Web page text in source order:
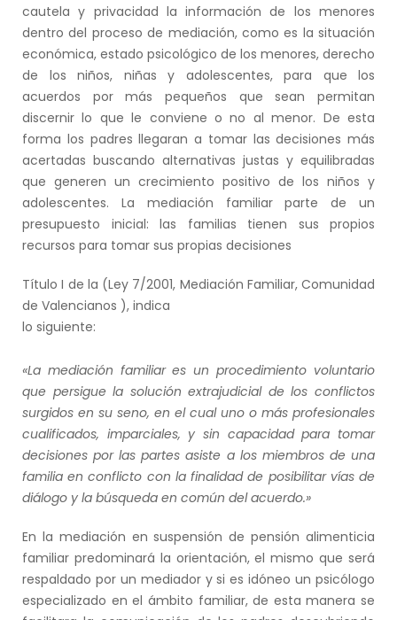
cautela y privacidad la información de los menores
dentro del proceso de mediación, como es la situación
económica, estado psicológico de los menores, derecho
de los niños, niñas y adolescentes, para que los
acuerdos por más pequeños que sean permitan
discernir lo que le conviene o no al menor. De esta
forma los padres llegaran a tomar las decisiones más
acertadas buscando alternativas justas y equilibradas
que generen un crecimiento positivo de los niños y
adolescentes. La mediación familiar parte de un
presupuesto inicial: las familias tienen sus propios
recursos para tomar sus propias decisiones
Título I de la (Ley 7/2001, Mediación Familiar, Comunidad
de Valencianos ), indica
lo siguiente:
«La mediación familiar es un procedimiento voluntario
que persigue la solución extrajudicial de los conflictos
surgidos en su seno, en el cual uno o más profesionales
cualificados, imparciales, y sin capacidad para tomar
decisiones por laspartes asiste a los miembros de una
familia en conflicto con lafinalidad de posibilitar vías de
diálogo y la búsqueda en común del acuerdo.»
En la mediación en suspensión de pensión alimenticia
familiar predominará la orientación, el mismo que será
respaldado por un mediador y si es idóneo un psicólogo
especializado en el ámbito familiar, de esta manera se